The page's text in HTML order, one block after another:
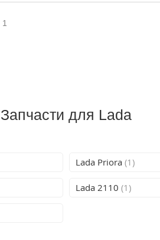
1
Запчасти для Lada
Lada Priora (1)
Lada 2110 (1)